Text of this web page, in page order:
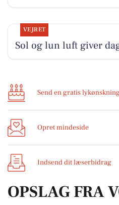
VEJRET
Sol og lun luft giver
Send en gratis
Opret mindeside
Indsend dit læserbidrag
OPSLAG FRA